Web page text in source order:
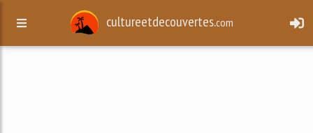
cultureetdecouvertes.com